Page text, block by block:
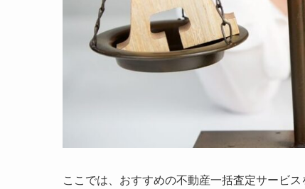
ここでは、おすすめの不動産一括査定サービ